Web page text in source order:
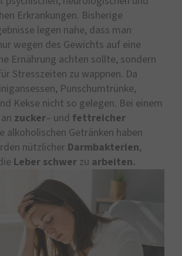
Erkrankungen. Bisherige
legen nahe, dass man
wegen des Gewichts auf eine
Ernährung achten sollte, sondern
Stresszeiten zu wappnen. Da
Punschumtrünke,
Kekse nicht so gelegen. Bei einem
an zucker– und fettreicher
alkoholischen Getränken haben
nützlicher Darmbakterien,
Leber schwer zu arbeiten.